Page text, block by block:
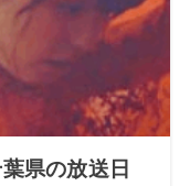
県の放送日